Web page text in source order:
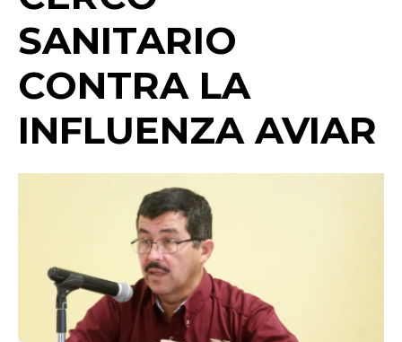
k
SANITARIO
CONTRA LA
INFLUENZA AVIAR